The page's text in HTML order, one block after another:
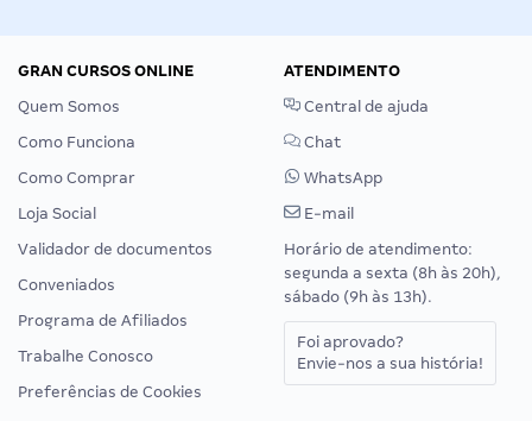
GRAN CURSOS ONLINE
Quem Somos
Como Funciona
Como Comprar
Loja Social
Validador de documentos
Conveniados
Programa de Afiliados
Trabalhe Conosco
Preferências de Cookies
ATENDIMENTO
Central de ajuda
Chat
WhatsApp
E-mail
Horário de atendimento:
segunda a sexta (8h às 20h),
sábado (9h às 13h).
Foi aprovado?
Envie-nos a sua história!